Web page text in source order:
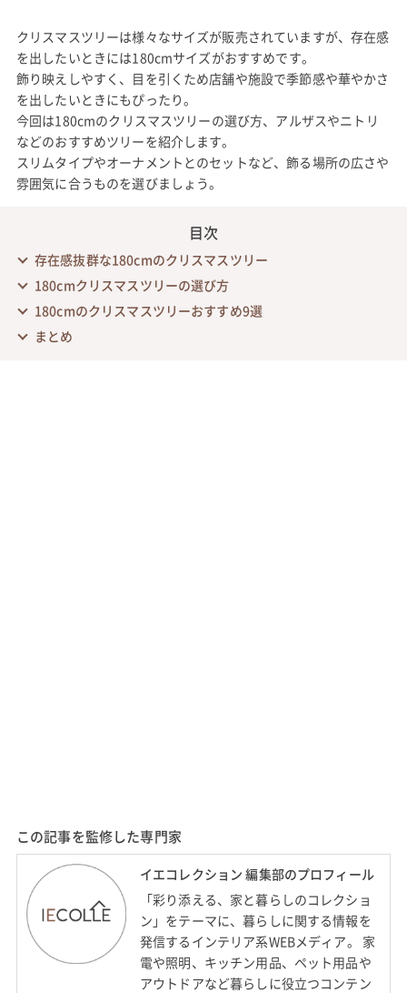
クリスマスツリーは様々なサイズが販売されていますが、存在感
を出したいときには180cmサイズがおすすめです。
飾り映えしやすく、目を引くため店舗や施設で季節感や華やかさ
を出したいときにもぴったり。
今回は180cmのクリスマスツリーの選び方、アルザスやニトリ
などのおすすめツリーを紹介します。
スリムタイプやオーナメントとのセットなど、飾る場所の広さや
雰囲気に合うものを選びましょう。
目次
存在感抜群な180cmのクリスマスツリー
180cmクリスマスツリーの選び方
180cmのクリスマスツリーおすすめ9選
まとめ
この記事を監修した専門家
イエコレクション 編集部のプロフィール
「彩り添える、家と暮らしのコレクショ
ン」をテーマに、暮らしに関する情報を
発信するインテリア系WEBメディア。 家
電や照明、キッチン用品、ペット用品や
アウトドアなど暮らしに役立つコンテン